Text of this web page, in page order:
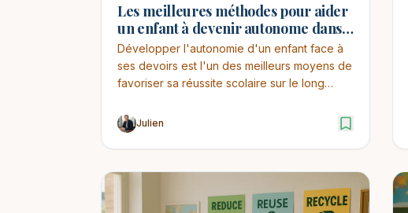
Les meilleures méthodes pour aider
un enfant à devenir autonome dans
ses devoirs
Développer l'autonomie d'un enfant face à
ses devoirs est l'un des meilleurs moyens de
favoriser sa réussite scolaire sur le long
Julien